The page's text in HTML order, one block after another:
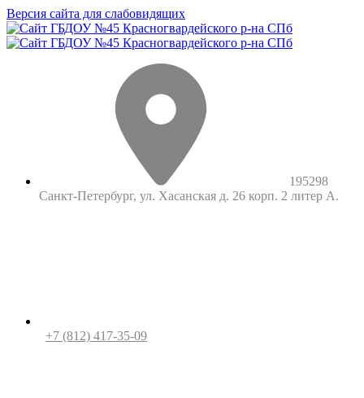
Версия сайта для слабовидящих
195298
Санкт-Петербург, ул. Хасанская д. 26 корп. 2 литер А.
+7 (812) 417-35-09